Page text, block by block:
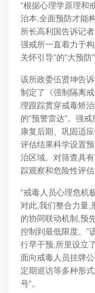
“根据心理学原理和
治本,全面预防才能
所长高利国告诉记
强戒所一直着力于
关怀引导”的“大预防”
该所政委伍贤坤告
制定了《强制隔离
理跟踪贯穿戒毒矫
的“预警雷达”。强
康复后期、巩固适
评估结果科学设置
治区域。对筛查具
踪观察和危险性评
“戒毒人员心理危机
对此,我们整合力量
的协同联动机制,预
控制到最低限度。”
行早干预,所里设立
面向戒毒人员挂牌
定期巡访等多种形
号”。